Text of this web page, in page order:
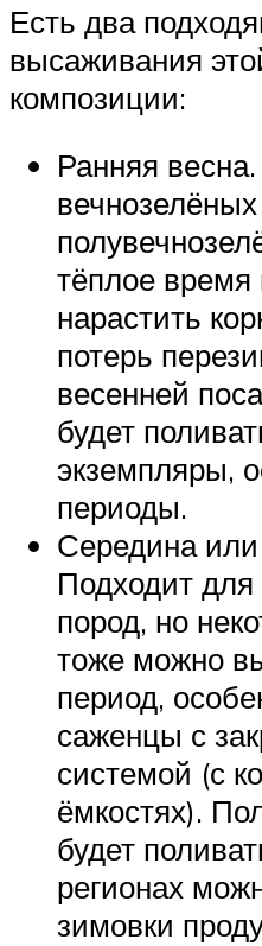
Есть два
высаживания
композиции:
Ранняя
тёплое время
нарастить
потерь
весенней
будет
экземпляры,
периоды.
Середина
Подходит
пород, но
тоже можно
период,
саженцы с
системой (с
ёмкостях).
будет
регионах
зимовки